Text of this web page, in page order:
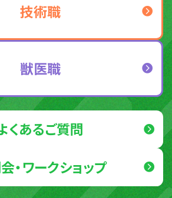
技術職
獣医職
くあるご質問
・ワークショップ